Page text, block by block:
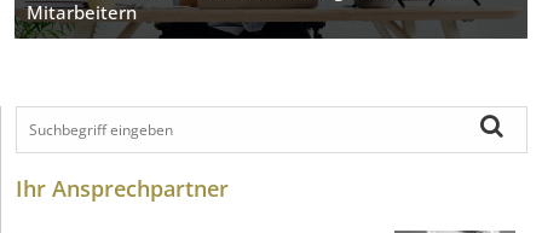
Mitarbeitern
Ihr Ansprechpartner